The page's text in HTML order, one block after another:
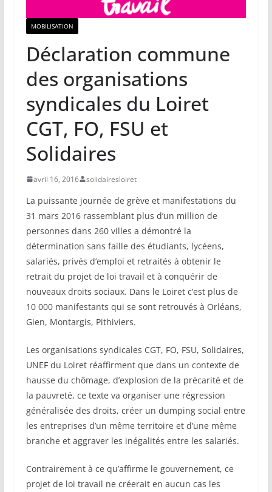
MOBILISATION
Déclaration commune
des organisations
syndicales du Loiret
CGT, FO, FSU et
Solidaires
avril 16, 2016 solidairesloiret
La puissante journée de grève et manifestations du
31 mars 2016 rassemblant plus d’un million de
personnes dans 260 villes a démontré la
détermination sans faille des étudiants, lycéens,
salariés, privés d’emploi et retraités à obtenir le
retrait du projet de loi travail et à conquérir de
nouveaux droits sociaux. Dans le Loiret c’est plus de
10 000 manifestants qui se sont retrouvés à Orléans,
Gien, Montargis, Pithiviers.
Les organisations syndicales CGT, FO, FSU, Solidaires,
UNEF du Loiret réaffirment que dans un contexte de
hausse du chômage, d’explosion de la précarité et de
la pauvreté, ce texte va organiser une régression
généralisée des droits, créer un dumping social entre
les entreprises d’un même territoire et d’une même
branche et aggraver les inégalités entre les salariés.
Contrairement à ce qu’affirme le gouvernement, ce
projet de loi travail ne créerait en aucun cas les